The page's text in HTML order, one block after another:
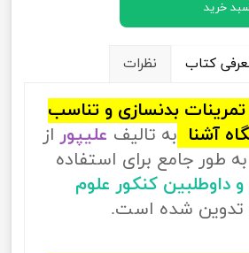
خرید
کتاب نظرات
بدنسازی و تناسب
آشنا به تالیف علیپور از
به طور جامع برای استفاده
داوطلبین کنکور علوم
تدوین شده است.